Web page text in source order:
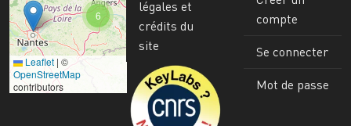
6
Leaflet | ©
OpenStreetMap
contributors
légales et
crédits du
site
Image
compte
Se connecter
Mot de passe